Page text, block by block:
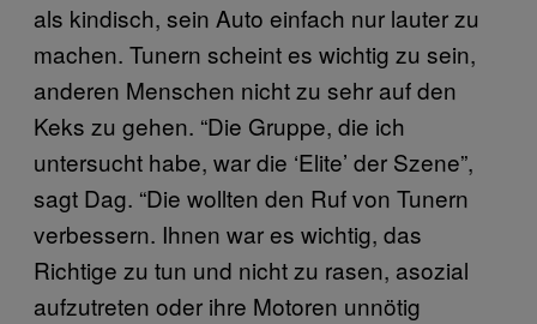
als kindisch, sein Auto einfach nur lauter zu
machen. Tunern scheint es wichtig zu sein,
anderen Menschen nicht zu sehr auf den
Keks zu gehen. “Die Gruppe, die ich
untersucht habe, war die ‘Elite’ der Szene”,
sagt Dag. “Die wollten den Ruf von Tunern
verbessern. Ihnen war es wichtig, das
Richtige zu tun und nicht zu rasen, asozial
aufzutreten oder ihre Motoren unnötig